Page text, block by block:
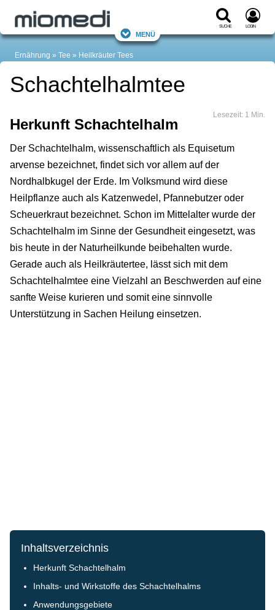
Suche Login
Menü
Ernährung Tee Heilkräuter Tees
Schachtelhalmtee
Lesezeit: 1 Min.
Herkunft Schachtelhalm
Der Schachtelhalm, wissenschaftlich als Equisetum
arvense bezeichnet, findet sich vor allem auf der
Nordhalbkugel der Erde. Im Volksmund wird diese
Heilpflanze auch als Katzenwedel, Pfannebutzer oder
Scheuerkraut bezeichnet. Schon im Mittelalter wurde der
Schachtelhalm im Sinne der Gesundheit eingesetzt, was
bis heute in der Naturheilkunde beibehalten wurde.
Gerade auch als Heilkräutertee, lässt sich mit dem
Schachtelhalmtee eine Vielzahl an Beschwerden auf eine
sanfte Weise kurieren und somit eine sinnvolle
Unterstützung in Sachen Heilung einsetzen.
Inhaltsverzeichnis
Herkunft Schachtelhalm
Inhalts- und Wirkstoffe des Schachtelhalms
Anwendungsgebiete